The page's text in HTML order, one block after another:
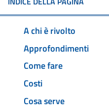
A chi è rivolto
Approfondimenti
Come fare
Costi
Cosa serve